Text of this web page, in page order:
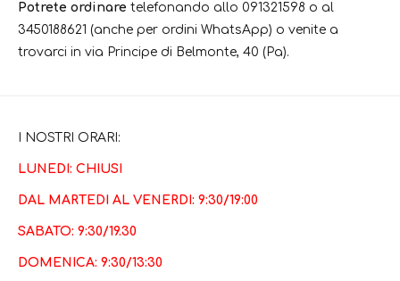
Potrete ordinare telefonando allo 091321598 o al
3450188621 (anche per ordini WhatsApp) o venite a
trovarci in via Principe di Belmonte, 40 (Pa).
I NOSTRI ORARI:
LUNEDI: CHIUSI
DAL MARTEDI AL VENERDI: 9:30/19:00
SABATO: 9:30/19.30
DOMENICA: 9:30/13:30